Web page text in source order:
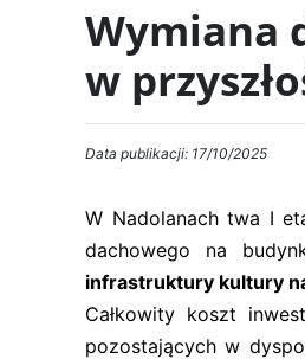
Wymiana
w
Data publikacji: 17/10/2025
W Nadolanach twa I
dachowego na
infrastruktury kultury
Całkowity koszt
pozostających w